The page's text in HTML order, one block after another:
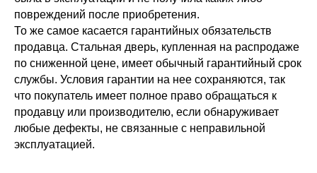
повреждений после приобретения.
То же самое касается гарантийных обязательств
продавца. Стальная дверь, купленная на распродаже
по сниженной цене, имеет обычный гарантийный срок
службы. Условия гарантии на нее сохраняются, так
что покупатель имеет полное право обращаться к
продавцу или производителю, если обнаруживает
любые дефекты, не связанные с неправильной
эксплуатацией.